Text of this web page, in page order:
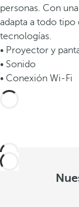
personas. Con
adapta a todo tipo
tecnologías.
• Proyector y
• Sonido
• Conexión Wi-Fi